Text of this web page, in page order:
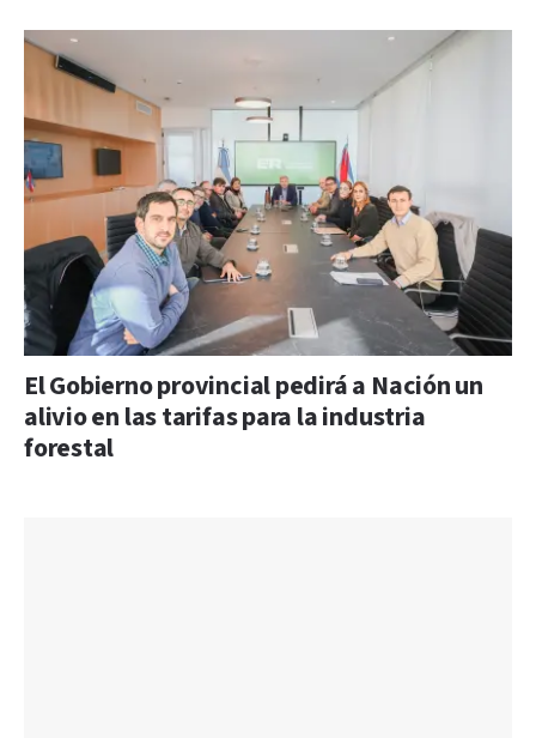
El Gobierno provincial pedirá a Nación un
alivio en las tarifas para la industria
forestal